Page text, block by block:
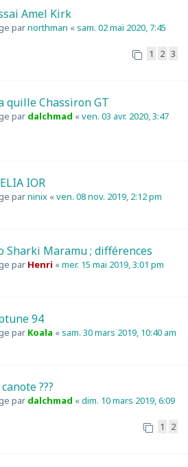
Amel Kirk
parnorthman «sam. 02 mai 2020, 7:45
1 2 3
quille Chassiron GT
par dalchmad «ven. 03 avr. 2020, 3:47
IOR
parninix «ven. 08 nov. 2019, 2:12 pm
Sharki Maramu ; différences
par Henri «mer. 15 mai 2019, 3:01 pm
94
par Koala «sam. 30 mars 2019, 10:40 am
???
par dalchmad «dim. 10 mars 2019, 6:09
1 2